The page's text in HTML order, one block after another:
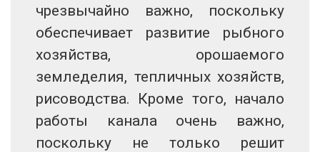
чрезвычайно важно, поскольку
обеспечивает развитие рыбного
хозяйства, орошаемого
земледелия, тепличных хозяйств,
рисоводства. Кроме того, начало
работы канала очень важно,
поскольку не только решит